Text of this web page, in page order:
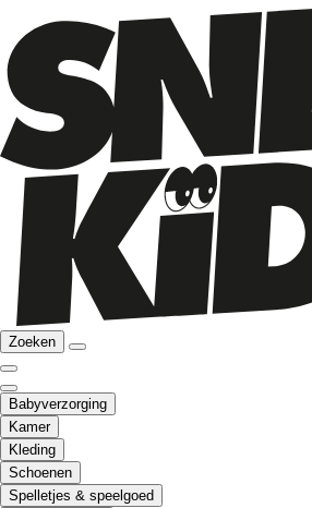
Zoeken
Babyverzorging
Kamer
Kleding
Schoenen
Spelletjes & speelgoed